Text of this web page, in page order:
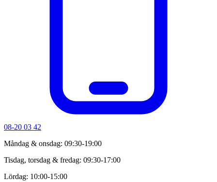
08-20 03 42
Måndag & onsdag: 09:30-19:00
Tisdag, torsdag & fredag: 09:30-17:00
Lördag: 10:00-15:00